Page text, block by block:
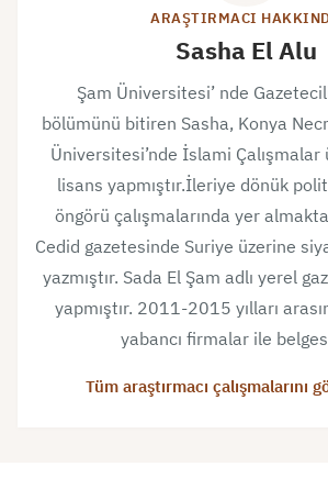
ARAŞTIRMACI
Sasha El Alu
Şam Üniversitesi’ nde
bölümünü bitiren Sasha, Konya
Üniversitesi’nde İslami Çalışmalar
lisans yapmıştır.İleriye dönük
öngörü çalışmalarında yer
Cedid gazetesinde Suriye üzerine
yazmıştır. Sada El Şam adlı yerel
yapmıştır. 2011-2015 yılları
yabancı firmalar ile
Tüm araştırmacı çalışmalarını